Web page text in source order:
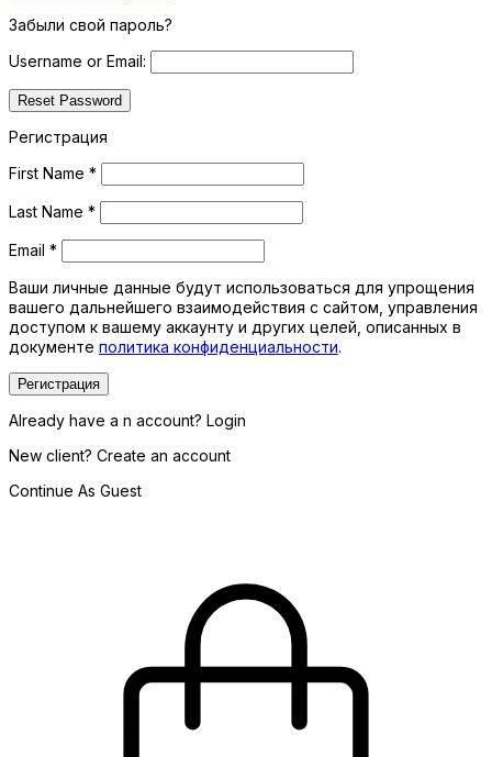
Забыли свой пароль?
Username or Email:
Регистрация
First Name *
Last Name *
Email *
Ваши личные данные будут использоваться для упрощения
вашего дальнейшего взаимодействия с сайтом, управления
доступом к вашему аккаунту и других целей, описанных в
документе политика конфиденциальности.
Регистрация
Already have a n account? Login
New client? Create an account
Continue As Guest